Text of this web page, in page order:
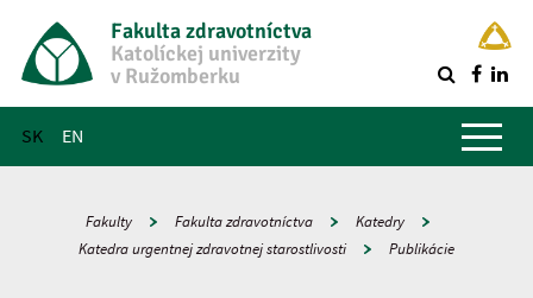
Fakulta zdravotníctva
Katolíckej univerzity
v Ružomberku
SK EN
Hlavné menu
Fakulty Fakulta zdravotníctva
Katedry
Katedra urgentnej zdravotnej starostlivosti
Publikácie